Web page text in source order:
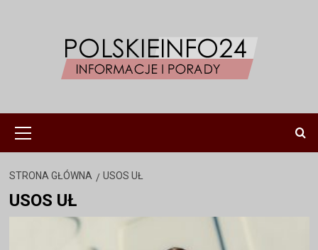
główne
STRONA GŁÓWNA USOS UŁ
USOS UŁ